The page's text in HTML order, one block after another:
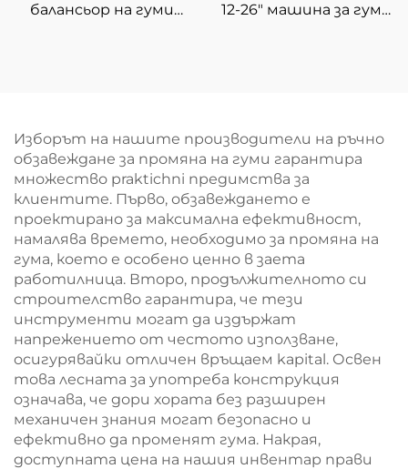
балансьор на гуми
12-26" машина за гуми
Изборът на нашите производители на ръчно
обзавеждане за промяна на гуми гарантира
множество praktichni предимства за
клиентите. Първо, обзавеждането е
проектирано за максимална ефективност,
намалява времето, необходимо за промяна на
гума, което е особено ценно в заета
работилница. Второ, продължителното си
строителство гарантира, че тези
инструменти могат да издържат
напрежението от честото използване,
осигурявайки отличен връщаем kapital. Освен
това лесната за употреба конструкция
означава, че дори хората без разширен
механичен знания могат безопасно и
ефективно да променят гума. Накрая,
доступната цена на нашия инвентар прави